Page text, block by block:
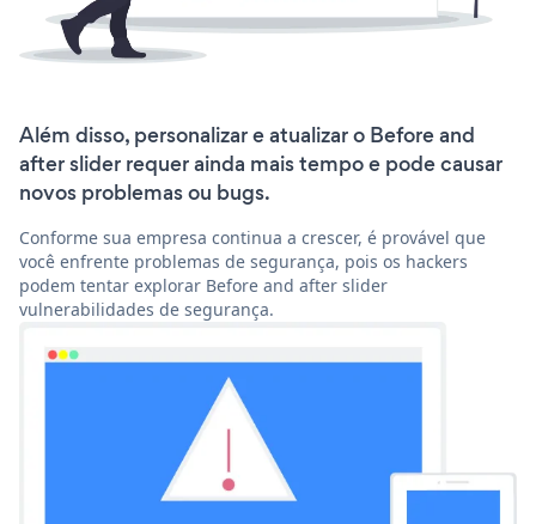
Além disso, personalizar e atualizar o Before and
after slider requer ainda mais tempo e pode causar
novos problemas ou bugs.
Conforme sua empresa continua a crescer, é provável que
você enfrente problemas de segurança, pois os hackers
podem tentar explorar Before and after slider
vulnerabilidades de segurança.